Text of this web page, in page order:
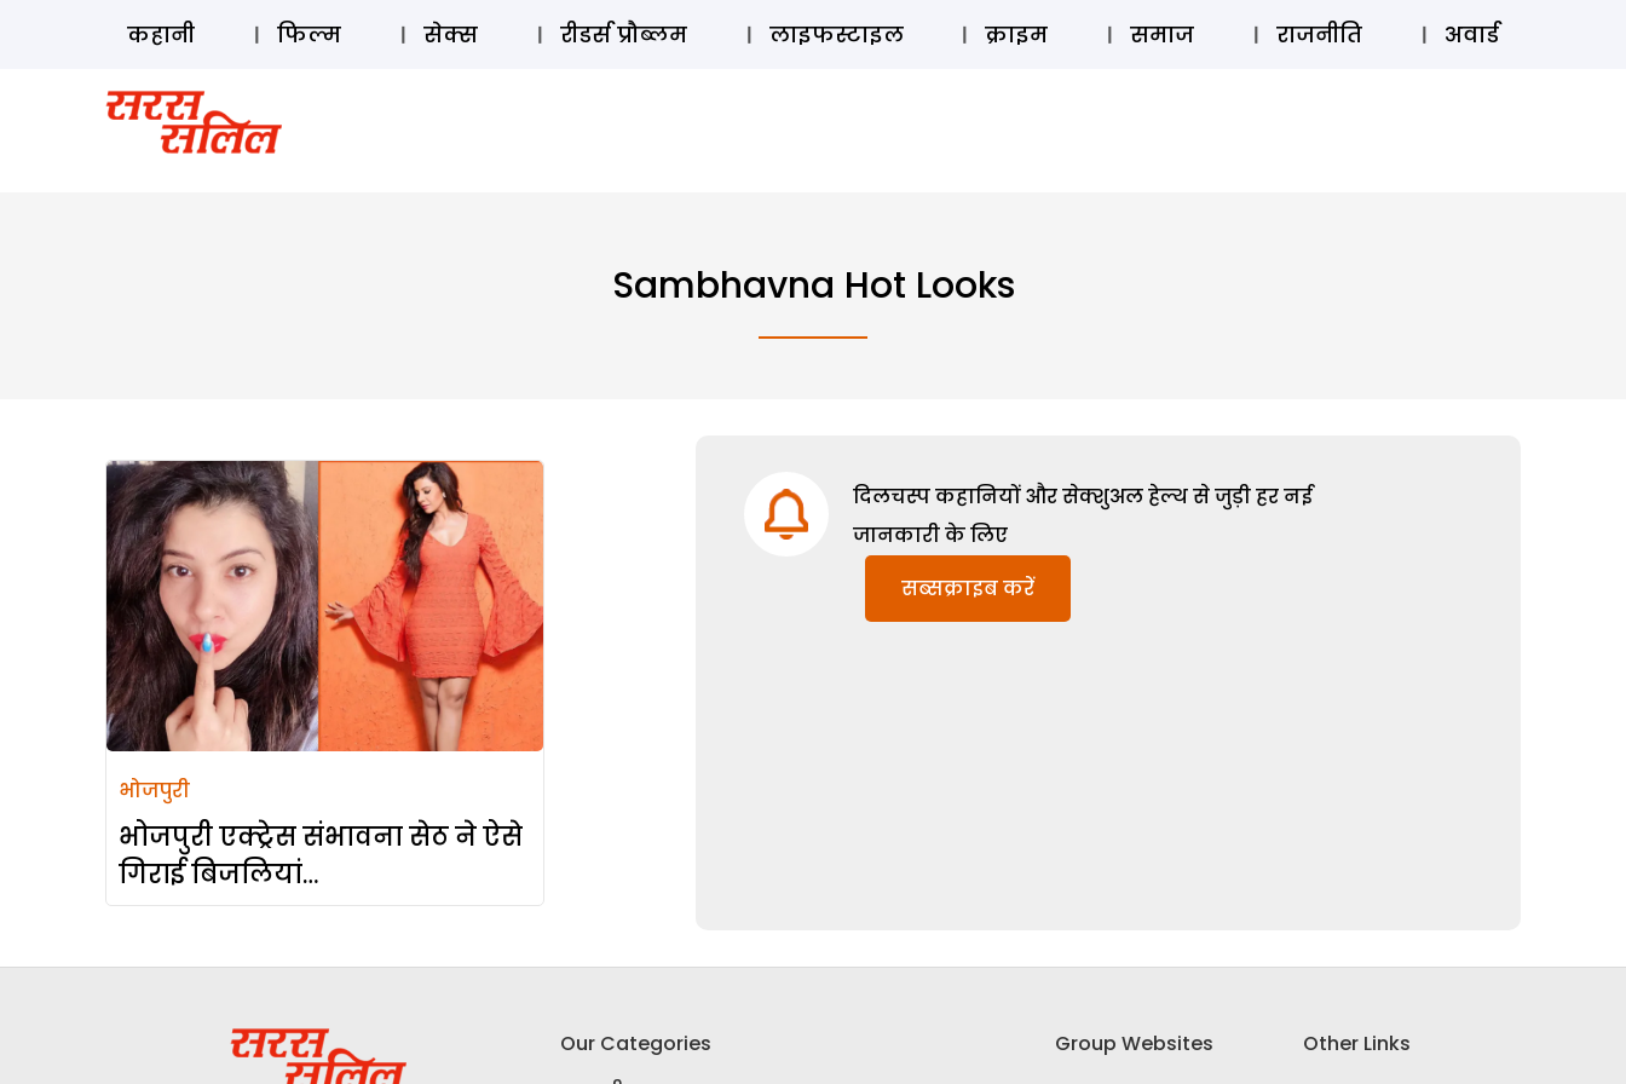
ऑडियो स्टोरी लॉग इन ⚲ SUBSCRIBE
कहानी फिल्म सेक्स रीडर्स प्रौब्लम लाइफस्टाइल क्राइम समाज राजनीति अवार्ड
Sambhavna Hot Looks
भोजपुरी
भोजपुरी एक्ट्रेस संभावना सेठ ने ऐसे
गिराई बिजलियां…
दिलचस्प कहानियों और सेक्शुअल हेल्थ से जुड़ी हर नई
जानकारी के लिए
सब्सक्राइब करें
Our Categories
Group Websites
Other Links